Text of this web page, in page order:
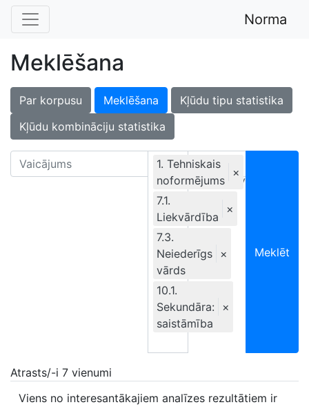
Norma
Meklēšana
Par korpusu Meklēšana
Kļūdu tipu statistika
Kļūdu kombināciju statistika
1. Tehniskais
noformējums
×
7.1.
Liekvārdība
×
7.3.
Neiederīgs
vārds
×
10.1.
Sekundāra:
saistāmība
×
Ekskluzīvi
Meklēt
Atrasts/-i 7 vienumi
Viens no interesantākajiem analīzes rezultātiem ir